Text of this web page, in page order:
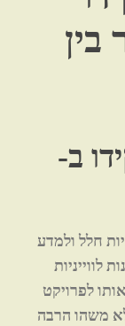
בין
ב-
חלל ולמדע
לווייניות
לפרויקט
משהו הרבה